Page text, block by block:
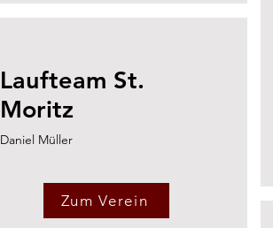
Laufteam St.
Moritz
Daniel Müller
Zum Verein